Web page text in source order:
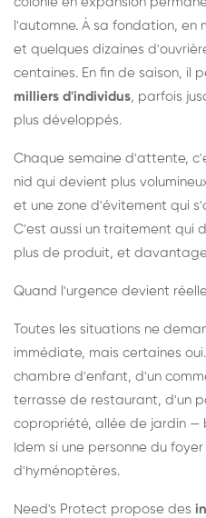
l'automne. À sa fondation, en
et quelques dizaines
centaines. En fin de saison, il
milliers d'individus, parfois
plus développés.
Chaque semaine d'attente,
nid qui devient plus
et une zone d'évitement qui
C'est aussi un traitement qui
plus de produit, et
Quand l'urgence devient
Toutes les situations ne
immédiate, mais certaines
chambre d'enfant, d'un
terrasse de restaurant, d'un
copropriété, allée de jardin —
Idem si une personne du
d'hyménoptères.
Need's Protect propose des